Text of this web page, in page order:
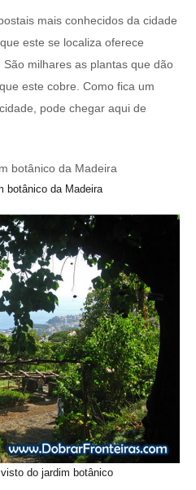
mais conhecidos da cidade
este se localiza oferece
milhares as plantas que dão
este cobre. Como fica um
pode chegar aqui de
botânico da Madeira
do jardim botânico